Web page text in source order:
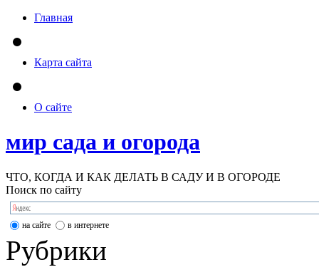
Главная
Карта сайта
О сайте
мир сада и огорода
ЧТО, КОГДА И КАК ДЕЛАТЬ В САДУ И В ОГОРОДЕ
Поиск по сайту
на сайте в интернете
Рубрики